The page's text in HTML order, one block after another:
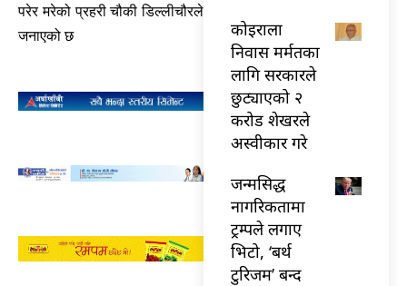
परेर मरेको प्रहरी चौकी डिल्लीचौरले
जनाएको छ
कोइराला
निवास मर्मतका
लागि सरकारले
छुट्याएको २
करोड शेखरले
अस्वीकार गरे
जन्मसिद्ध
नागरिकतामा
ट्रम्पले लगाए
भिटो, ‘बर्थ
टुरिजम’ बन्द